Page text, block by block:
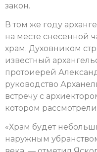
закон.
В том же году
на месте снесенной
храм. Духовником
известный
протоиерей
руководство
встречу с
котором
«Храм будет
наружным